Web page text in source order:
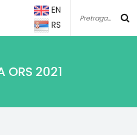
EN
RS
ORS 2021